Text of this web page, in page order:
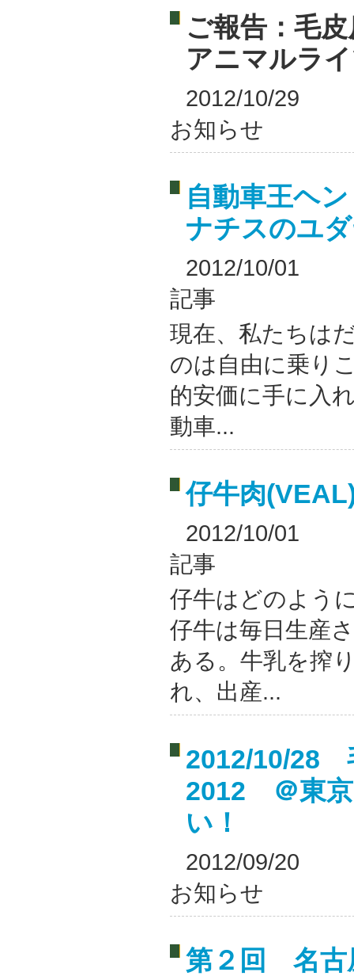
ご報告：毛
アニマルラ
2012/10/29
お知らせ
自動車王ヘ
ナチスのユ
2012/10/01
記事
現在、私たちは
のは自由に乗り
的安価に手に入
動車...
仔牛肉
2012/10/01
記事
仔牛はどのよう
仔牛は毎日生産
ある。牛乳を搾
れ、出産...
2012/10/28
2012 ＠東
い！
2012/09/20
お知らせ
第２回 名古